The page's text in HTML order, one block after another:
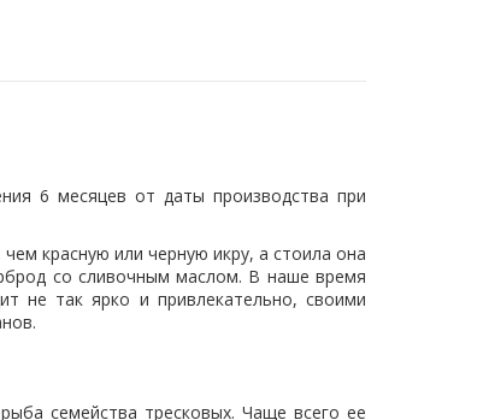
6 месяцев от даты производства при
красную или черную икру, а стоила она
со сливочным маслом. В наше время
не так ярко и привлекательно, своими
семейства тресковых. Чаще всего ее